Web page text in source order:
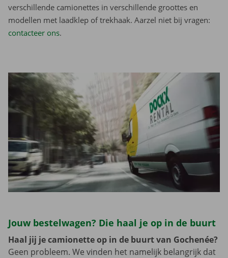
verschillende camionettes in verschillende groottes en
modellen met laadklep of trekhaak. Aarzel niet bij vragen:
contacteer ons.
Jouw bestelwagen? Die haal je op in de buurt
Haal jij je camionette op in de buurt van Gochenée?
Geen probleem. We vinden het namelijk belangrijk dat